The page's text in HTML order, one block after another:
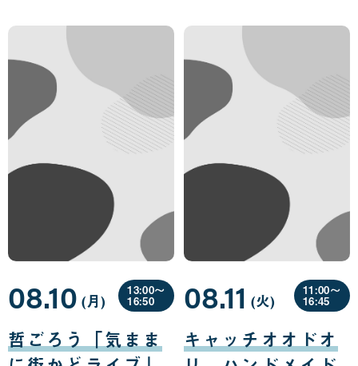
哲ごろう「気まま
08.10
月
10
日
(月曜
日
)
13:00〜
16:50
キャッチオオドオ
08.11
月
11
日
(火曜
日
)
11:00〜
16:45